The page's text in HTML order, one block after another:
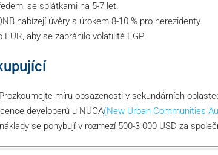
se splátkami na 5-7 let.
nabízejí úvěry s úrokem 8-10 % pro nerezidenty.
EUR, aby se zabránilo volatilitě EGP.
Prozkoumejte míru obsazenosti v sekundárních
developerů u NUCA(New Urban Communities
se pohybují v rozmezí 500-3 000 USD za